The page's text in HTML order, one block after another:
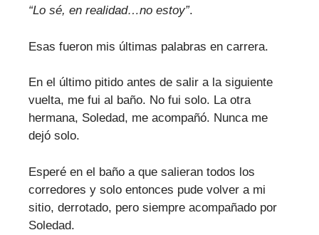
“Lo sé, en realidad…no estoy”.
Esas fueron mis últimas palabras en carrera.
En el último pitido antes de salir a la siguiente
vuelta, me fui al baño. No fui solo. La otra
hermana, Soledad, me acompañó. Nunca me
dejó solo.
Esperé en el baño a que salieran todos los
corredores y solo entonces pude volver a mi
sitio, derrotado, pero siempre acompañado por
Soledad.